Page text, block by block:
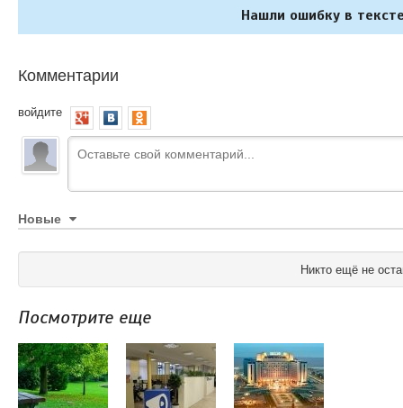
Нашли ошибку в
Комментарии
войдите
Новые
Никто ещё не
Посмотрите еще